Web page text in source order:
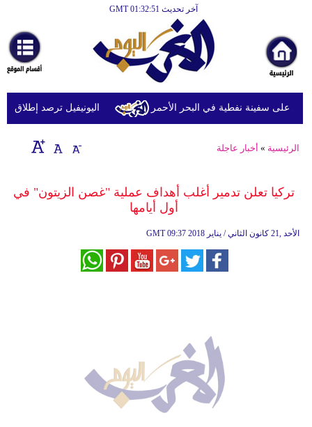
آخر تحديث GMT 01:32:51
أخبارعاجلة
رياضة
ثقافة
إقتصاد
وموسيقى
اليونيفيل ترصد إطلاق 113 مقذوفا إسرائيليا على لبنان خلال يوم واحد على سفينة نفطية في البحر الأحمر
الرئيسية » أخبار عاجلة
تركيا تعلن تدمير أغلب أهداف عملية "غصن الزيتون" في
أول أيامها
GMT 09:37 2018 الأحد ,21 كانون الثاني / يناير